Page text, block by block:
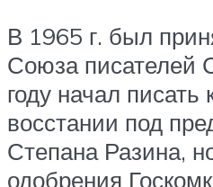
В 1965 г. был
Союза
году начал
восстании под
Степана Разина,
одобрения